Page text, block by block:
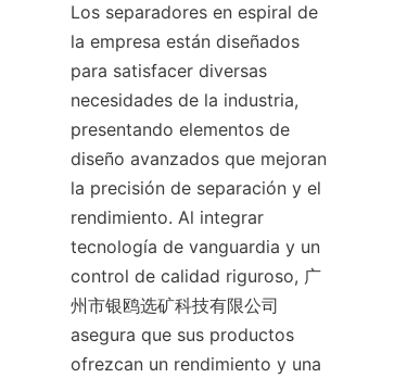
Los separadores en espiral de
la empresa están diseñados
para satisfacer diversas
necesidades de la industria,
presentando elementos de
diseño avanzados que mejoran
la precisión de separación y el
rendimiento. Al integrar
tecnología de vanguardia y un
control de calidad riguroso, 广
州市银鸥选矿科技有限公司
asegura que sus productos
ofrezcan un rendimiento y una